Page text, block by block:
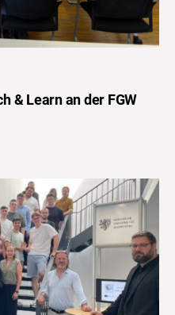
& Learn an der FGW